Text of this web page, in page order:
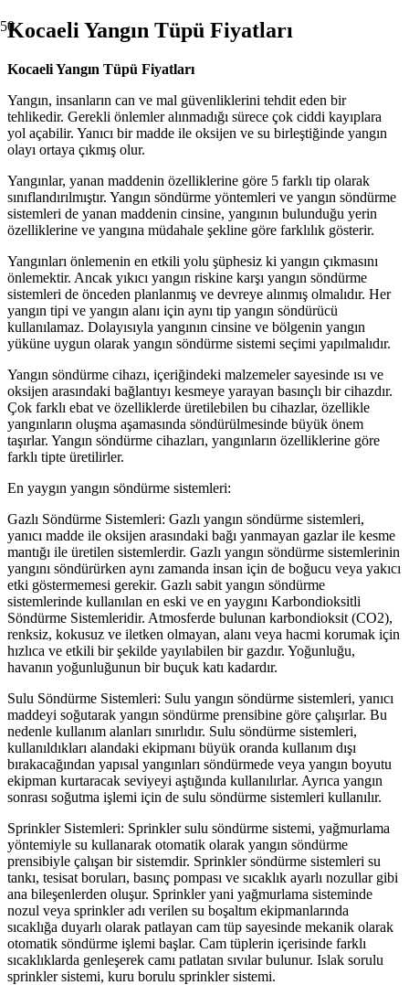
Kocaeli Yangın Tüpü Fiyatları
Kocaeli Yangın Tüpü Fiyatları
Yangın, insanların can ve mal güvenliklerini tehdit eden bir
tehlikedir. Gerekli önlemler alınmadığı sürece çok ciddi kayıplara
yol açabilir. Yanıcı bir madde ile oksijen ve su birleştiğinde yangın
olayı ortaya çıkmış olur.
Yangınlar, yanan maddenin özelliklerine göre 5 farklı tip olarak
sınıflandırılmıştır. Yangın söndürme yöntemleri ve yangın söndürme
sistemleri de yanan maddenin cinsine, yangının bulunduğu yerin
özelliklerine ve yangına müdahale şekline göre farklılık gösterir.
Yangınları önlemenin en etkili yolu şüphesiz ki yangın çıkmasını
önlemektir. Ancak yıkıcı yangın riskine karşı yangın söndürme
sistemleri de önceden planlanmış ve devreye alınmış olmalıdır. Her
yangın tipi ve yangın alanı için aynı tip yangın söndürücü
kullanılamaz. Dolayısıyla yangının cinsine ve bölgenin yangın
yüküne uygun olarak yangın söndürme sistemi seçimi yapılmalıdır.
Yangın söndürme cihazı, içeriğindeki malzemeler sayesinde ısı ve
oksijen arasındaki bağlantıyı kesmeye yarayan basınçlı bir cihazdır.
Çok farklı ebat ve özelliklerde üretilebilen bu cihazlar, özellikle
yangınların oluşma aşamasında söndürülmesinde büyük önem
taşırlar. Yangın söndürme cihazları, yangınların özelliklerine göre
farklı tipte üretilirler.
En yaygın yangın söndürme sistemleri:
Gazlı Söndürme Sistemleri: Gazlı yangın söndürme sistemleri,
yanıcı madde ile oksijen arasındaki bağı yanmayan gazlar ile kesme
mantığı ile üretilen sistemlerdir. Gazlı yangın söndürme sistemlerinin
yangını söndürürken aynı zamanda insan için de boğucu veya yakıcı
etki göstermemesi gerekir. Gazlı sabit yangın söndürme
sistemlerinde kullanılan en eski ve en yaygını Karbondioksitli
Söndürme Sistemleridir. Atmosferde bulunan karbondioksit (CO2),
renksiz, kokusuz ve iletken olmayan, alanı veya hacmi korumak için
hızlıca ve etkili bir şekilde yayılabilen bir gazdır. Yoğunluğu,
havanın yoğunluğunun bir buçuk katı kadardır.
Sulu Söndürme Sistemleri: Sulu yangın söndürme sistemleri, yanıcı
maddeyi soğutarak yangın söndürme prensibine göre çalışırlar. Bu
nedenle kullanım alanları sınırlıdır. Sulu söndürme sistemleri,
kullanıldıkları alandaki ekipmanı büyük oranda kullanım dışı
bırakacağından yapısal yangınları söndürmede veya yangın boyutu
ekipman kurtaracak seviyeyi aştığında kullanılırlar. Ayrıca yangın
sonrası soğutma işlemi için de sulu söndürme sistemleri kullanılır.
Sprinkler Sistemleri: Sprinkler sulu söndürme sistemi, yağmurlama
yöntemiyle su kullanarak otomatik olarak yangın söndürme
prensibiyle çalışan bir sistemdir. Sprinkler söndürme sistemleri su
tankı, tesisat boruları, basınç pompası ve sıcaklık ayarlı nozullar gibi
ana bileşenlerden oluşur. Sprinkler yani yağmurlama sisteminde
nozul veya sprinkler adı verilen su boşaltım ekipmanlarında
sıcaklığa duyarlı olarak patlayan cam tüp sayesinde mekanik olarak
otomatik söndürme işlemi başlar. Cam tüplerin içerisinde farklı
sıcaklıklarda genleşerek camı patlatan sıvılar bulunur. Islak sorulu
sprinkler sistemi, kuru borulu sprinkler sistemi.